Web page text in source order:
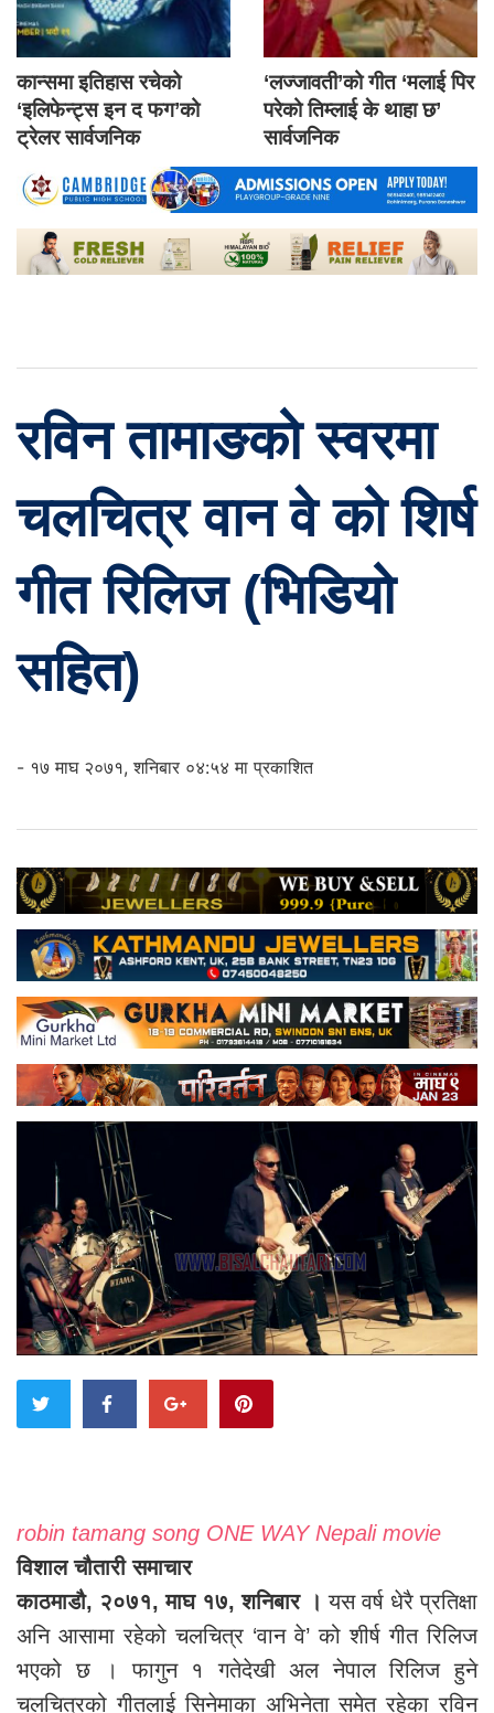
कान्समा इतिहास रचेको
‘इलिफेन्ट्स इन द फग’को
ट्रेलर सार्वजनिक
‘लज्जावती’को गीत ‘मलाई पिर
परेको तिम्लाई के थाहा छ’
सार्वजनिक
रविन तामाङको स्वरमा
चलचित्र वान वे को शिर्ष
गीत रिलिज (भिडियो
सहित)
- १७ माघ २०७१, शनिबार ०४:५४ मा प्रकाशित
robin tamang song ONE WAY Nepali movie
विशाल चौतारी समाचार
काठमाडौ, २०७१, माघ १७, शनिबार । यस वर्ष धेरै प्रतिक्षा
अनि आसामा रहेको चलचित्र ‘वान वे’ को शीर्ष गीत रिलिज
भएको छ । फागुन १ गतेदेखी अल नेपाल रिलिज हुने
चलचित्रको गीतलाई सिनेमाका अभिनेता समेत रहेका रविन